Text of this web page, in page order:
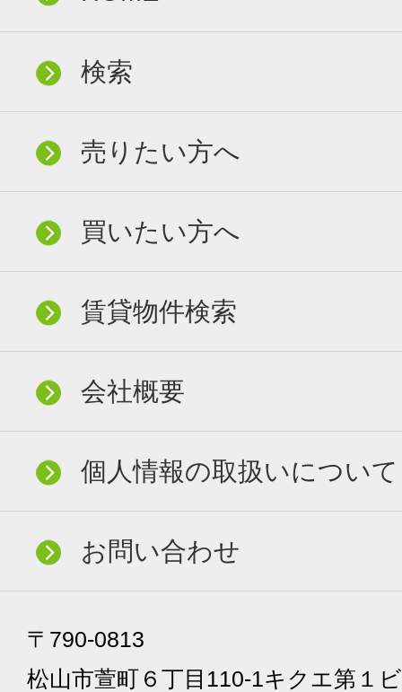
検索
売りたい方へ
買いたい方へ
賃貸物件検索
会社概要
個人情報の取扱いについて
お問い合わせ
〒790-0813
松山市萱町６丁目110-1キクエ第１